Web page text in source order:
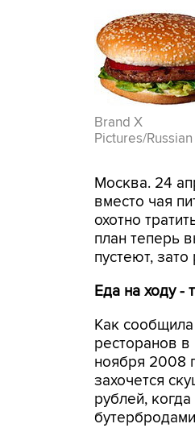
Brand X
Pictures/
Москва. 24
вместо чая
охотно
план теперь
пустеют,
Еда на ходу -
Как
ресторанов
ноября 2008
захочется
рублей,